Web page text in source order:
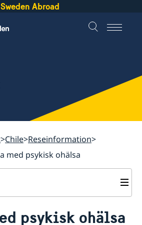
Sweden Abroad
Chile Reseinformation
med psykisk ohälsa
i Chilepsykisk ohälsa